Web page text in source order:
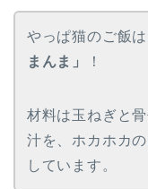
やっぱ猫のご飯は
まんま」
！
材料は玉ねぎと
汁を、ホカホカ
しています。